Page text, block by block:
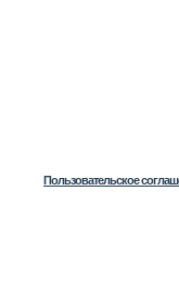
Пользовательское